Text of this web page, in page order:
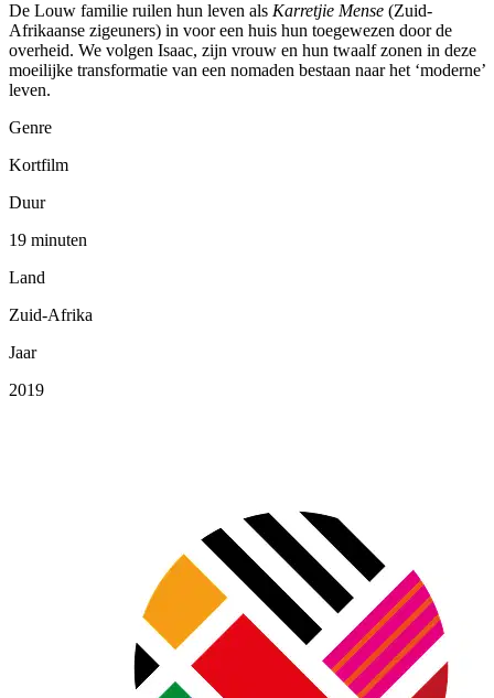
De Louw familie ruilen hun leven als Karretjie Mense (Zuid-
Afrikaanse zigeuners) in voor een huis hun toegewezen door de
overheid. We volgen Isaac, zijn vrouw en hun twaalf zonen in deze
moeilijke transformatie van een nomaden bestaan naar het ‘moderne’
leven.
Genre
Kortfilm
Duur
19 minuten
Land
Zuid-Afrika
Jaar
2019